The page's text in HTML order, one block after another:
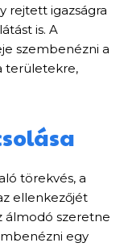
rejtett igazságra
is. A
szembenézni a
területekre,
törekvés, a
ellenkezőjét
álmodó szeretne
egy